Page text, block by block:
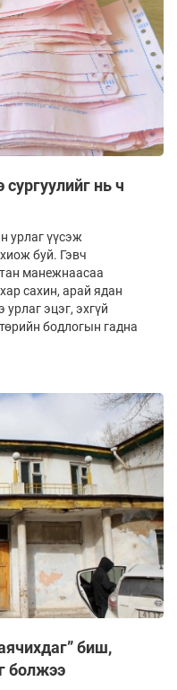
сургуулийг нь ч
урлаг үүсэж
буй. Гэвч
манежнаасаа
сахин, арай ядан
эцэг, эхгүй
бодлогын гадна
биш,
болжээ